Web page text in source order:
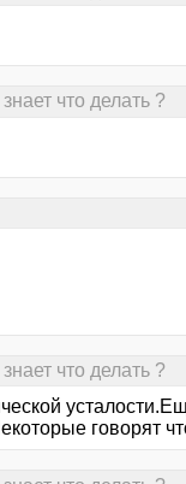
что делать ?
что делать ?
говорят